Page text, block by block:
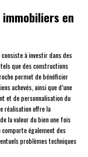
en
à investir dans des
, tels que des constructions
permet de bénéficier
achevés, ainsi que d’une
et de personnalisation du
réalisation offre la
la valeur du bien une fois
également des
problèmes techniques